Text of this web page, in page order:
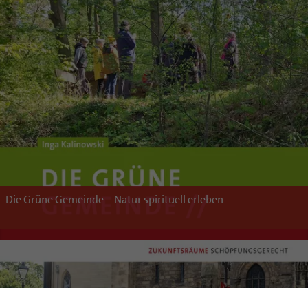
Die Grüne Gemeinde – Natur spirituell erleben